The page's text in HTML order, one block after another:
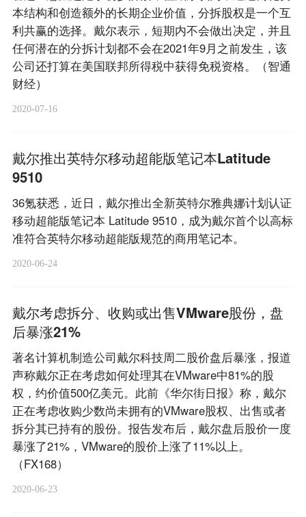
本结构和创造额外的长期企业价值，分拆股权是一个互
利共赢的选择。戴尔表示，短期内不会做出决定，并且
任何潜在的分拆计划都不会在2021年9月之前发生，该
公司还打算在美国联邦所得税中获得免税资格。（智通
财经）
2020-07-16
戴尔推出英特尔移动超能版笔记本Latitude
9510
36氪获悉，近日，戴尔推出全新英特尔雅典娜计划认证
移动超能版笔记本 Latitude 9510，成为戴尔首个以高标
准符合英特尔移动超能版规范的商用笔记本。
2020-06-24
戴尔考虑拆分、收购或出售VMware股份，盘
后暴涨21%
著名计算机制造公司戴尔科技周二股价盘后暴涨，报道
声称戴尔正在考虑如何处理其在VMware中81%的股
权，约价值500亿美元。此前《华尔街日报》称，戴尔
正在考虑收购少数尚未拥有的VMware股权、出售或者
拆分其已持有的股份。报告发布后，戴尔盘后股价一度
暴涨了21%，VMware的股价上涨了11%以上。
（FX168）
2020-06-23